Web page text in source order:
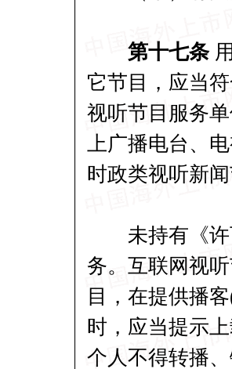
第十七条
它节目，应当
视听节目服务
上广播电台、
时政类视听新闻
未持有《许
务。互联网视
目，在提供播
时，应当提示
个人不得转播